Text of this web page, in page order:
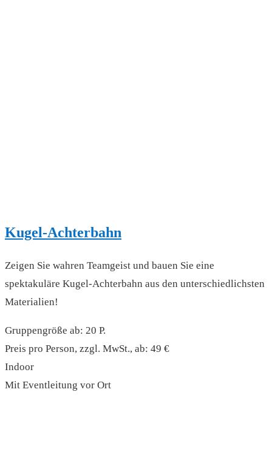
Kugel-Achterbahn
Zeigen Sie wahren Teamgeist und bauen Sie eine
spektakuläre Kugel-Achterbahn aus den unterschiedlichsten
Materialien!
Gruppengröße ab: 20 P.
Preis pro Person, zzgl. MwSt., ab: 49 €
Indoor
Mit Eventleitung vor Ort